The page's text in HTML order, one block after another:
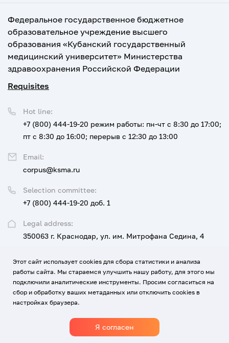
Федеральное государственное бюджетное
образовательное учреждение высшего
образования «Кубанский государственный
медицинский университет» Министерства
здравоохранения Российской Федерации
Requisites
Legal address:
350063 г. Краснодар, ул. им. Митрофана Седина, 4
Selection committee:
+7 (800) 444-19-20 доб. 1
Hot line:
+7 (800) 444-19-20 режим работы: пн-чт с 8:30 до 17:00;
пт с 8:30 до 16:00; перерыв с 12:30 до 13:00
Email:
corpus@ksma.ru
UNIVERSITY FOR APPLICANTS AND STUDENTS
EDUCATION, SCIENCE, DEVELOPMENT AND INNOVATION
© All rights reserved
Этот сайт использует cookies для сбора статистики и анализа
работы сайта. Мы стараемся улучшить нашу работу, для этого мы
подключили аналитические инструменты. Просим согласиться на
сбор и обработку ваших метаданных или отключить cookies в
настройках браузера.
Я согласен